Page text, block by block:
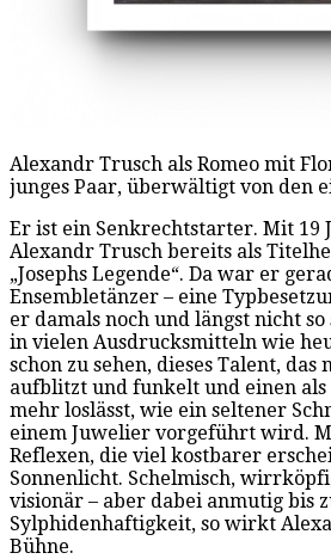
Alexandr Trusch als Romeo mit
junges Paar, überwältigt von den
Er ist ein Senkrechtstarter. Mit 19
Alexandr Trusch bereits als
„Josephs Legende“. Da war er
Ensembletänzer – eine
er damals noch und längst nicht
in vielen Ausdrucksmitteln wie
schon zu sehen, dieses Talent, das
aufblitzt und funkelt und einen als
mehr loslässt, wie ein seltener
einem Juwelier vorgeführt wird.
Reflexen, die viel kostbarer
Sonnenlicht. Schelmisch,
visionär – aber dabei anmutig bis
Sylphidenhaftigkeit, so wirkt
Bühne.